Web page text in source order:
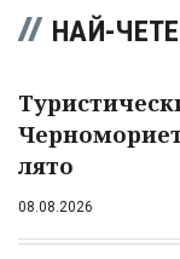
НАЙ-
лято
08.08.2026